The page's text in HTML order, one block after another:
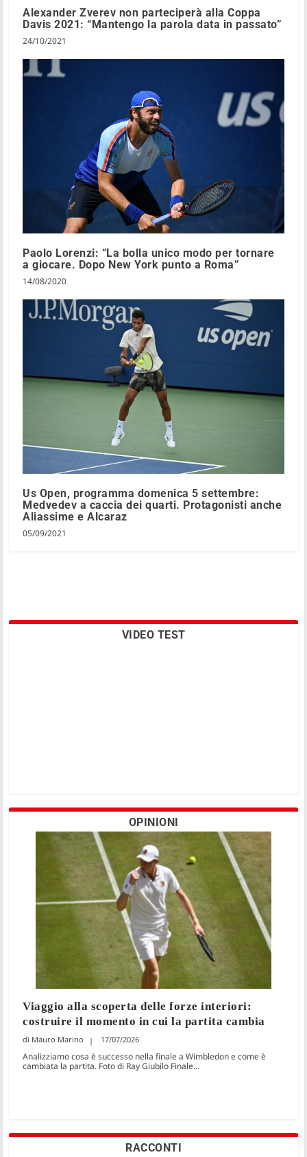
Alexander Zverev non parteciperà alla Coppa
Davis 2021: “Mantengo la parola data in passato”
24/10/2021
Paolo Lorenzi: “La bolla unico modo per tornare
a giocare. Dopo New York punto a Roma”
14/08/2020
Us Open, programma domenica 5 settembre:
Medvedev a caccia dei quarti. Protagonisti anche
Aliassime e Alcaraz
05/09/2021
VIDEO TEST
OPINIONI
Viaggio alla scoperta delle forze interiori:
costruire il momento in cui la partita cambia
Mauro Marino 17/07/2026
Analizziamo cosa è successo nella finale a Wimbledon e come è
cambiata la partita. Foto di Ray Giubilo Finale...
RACCONTI